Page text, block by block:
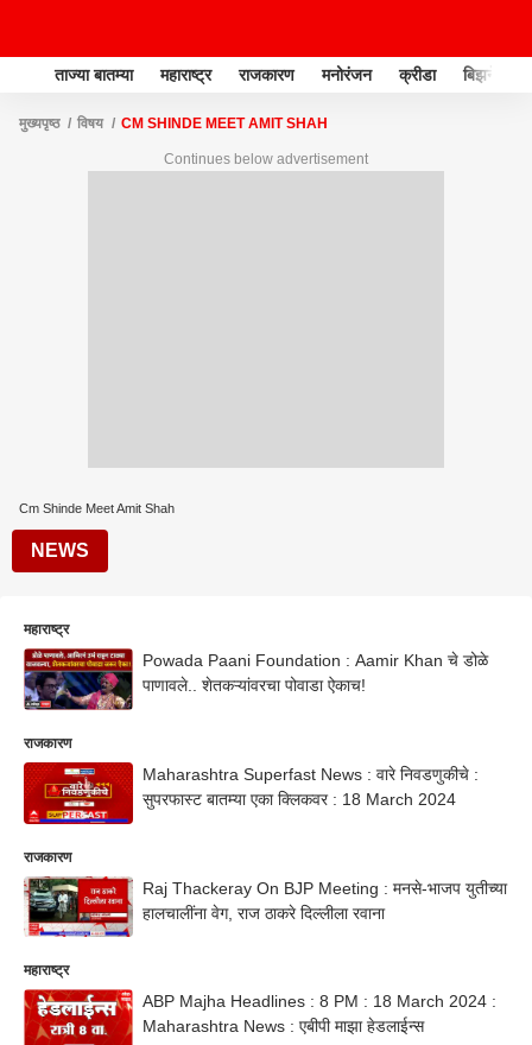
ताज्या बातम्या महाराष्ट्र राजकारण मनोरंजन क्रीडा बिझनेस
मुख्यपृष्ठ विषय CM SHINDE MEET AMIT SHAH
Continues below advertisement
Cm Shinde Meet Amit Shah
NEWS
महाराष्ट्र
Powada Paani Foundation : Aamir Khan चे डोळे
पाणावले.. शेतकऱ्यांवरचा पोवाडा ऐकाच!
राजकारण
Maharashtra Superfast News : वारे निवडणुकीचे :
सुपरफास्ट बातम्या एका क्लिकवर : 18 March 2024
राजकारण
Raj Thackeray On BJP Meeting : मनसे-भाजप युतीच्या
हालचालींना वेग, राज ठाकरे दिल्लीला रवाना
महाराष्ट्र
ABP Majha Headlines : 8 PM : 18 March 2024 :
Maharashtra News : एबीपी माझा हेडलाईन्स